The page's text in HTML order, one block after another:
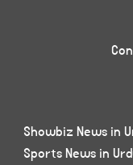
Showbiz News in
Sports News in